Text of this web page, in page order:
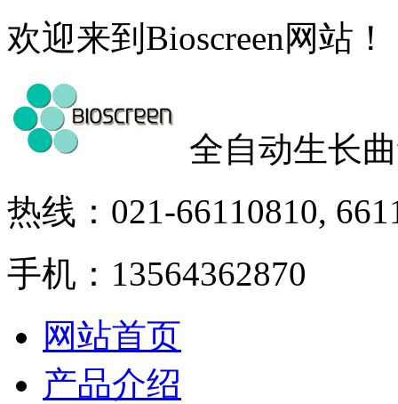
欢迎来到Bioscreen网站！
全自动生长
热线：021-66110810,
手机：13564362870
网站首页
产品介绍